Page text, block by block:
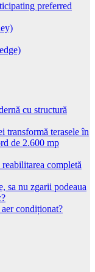
preferred
cu structură
transformă terasele în
de 2.600 mp
completă
sa nu zgarii podeaua
condiționat?